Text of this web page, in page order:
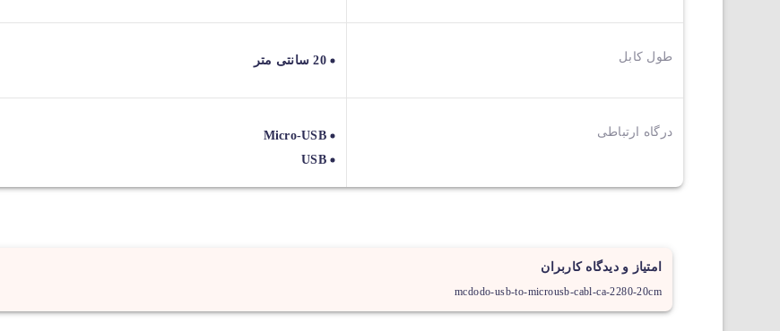
طول کابل 20 سانتی متر
درگاه ارتباطی
Micro-USB
USB
امتیاز و دیدگاه کاربران
mcdodo-usb-to-microusb-cabl-ca-2280-20cm